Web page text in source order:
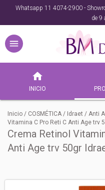
Whatsapp 11 4074-2900 -
de 9
INICIO
Inicio / COSMÉTICA / Idraet / Anti
Vitamina C Pro Reti C Anti Age trv
Crema Retinol
Anti Age trv 50gr